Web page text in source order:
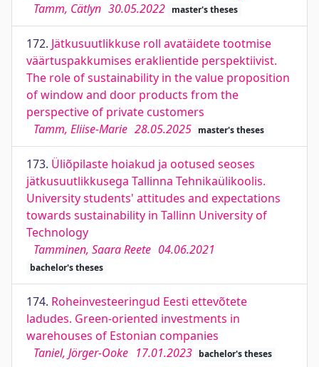
Tamm, Cätlyn 30.05.2022 master's theses
172. Jätkusuutlikkuse roll avatäidete tootmise
väärtuspakkumises eraklientide perspektiivist.
The role of sustainability in the value proposition
of window and door products from the
perspective of private customers
Tamm, Eliise-Marie 28.05.2025 master's theses
173. Üliõpilaste hoiakud ja ootused seoses
jätkusuutlikkusega Tallinna Tehnikaülikoolis.
University students' attitudes and expectations
towards sustainability in Tallinn University of
Technology
Tamminen, Saara Reete 04.06.2021
bachelor's theses
174. Roheinvesteeringud Eesti ettevõtete
ladudes. Green-oriented investments in
warehouses of Estonian companies
Taniel, Jörger-Ooke 17.01.2023 bachelor's theses